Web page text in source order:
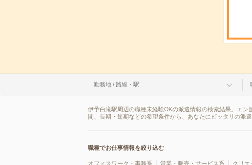
勤務地 / 路線・駅
伊予白滝駅周辺の職種未経験OKの派遣情報の検索結果。エ
間、長期・短期などの希望条件から、あなたにピッタリの派遣
職種でお仕事情報を絞り込む
オフィスワーク・事務系 営業・販売・サービス系 クリエ